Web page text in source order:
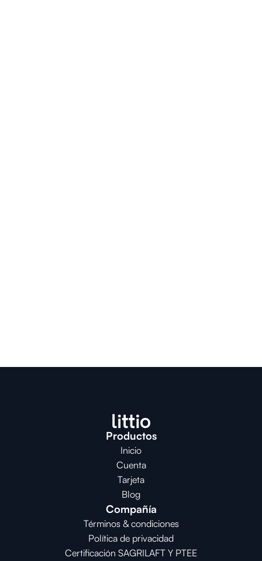
Productos
Inicio
Cuenta
Tarjeta
Blog
Compañía
Términos & condiciones
Política de privacidad
Certificación SAGRILAFT Y PTEE